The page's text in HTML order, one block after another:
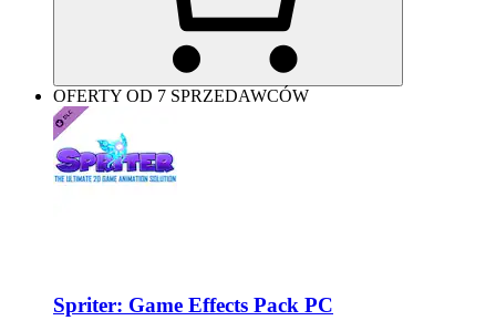
OFERTY OD 7 SPRZEDAWCÓW
Spriter: Game Effects Pack PC